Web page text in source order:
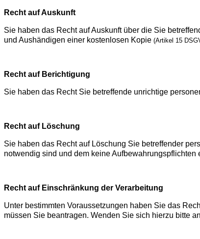
Recht auf Auskunft
Sie haben das Recht auf Auskunft über die Sie
und Aushändigen einer kostenlosen Kopie (Artikel 15
Recht auf Berichtigung
Sie haben das Recht Sie betreffende unrichtige
Recht auf Löschung
Sie haben das Recht auf Löschung Sie betreffender
notwendig sind und dem keine Aufbewahrungspflichten
Recht auf Einschränkung der Verarbeitung
Unter bestimmten Voraussetzungen haben Sie das
müssen Sie beantragen. Wenden Sie sich hierzu bitte